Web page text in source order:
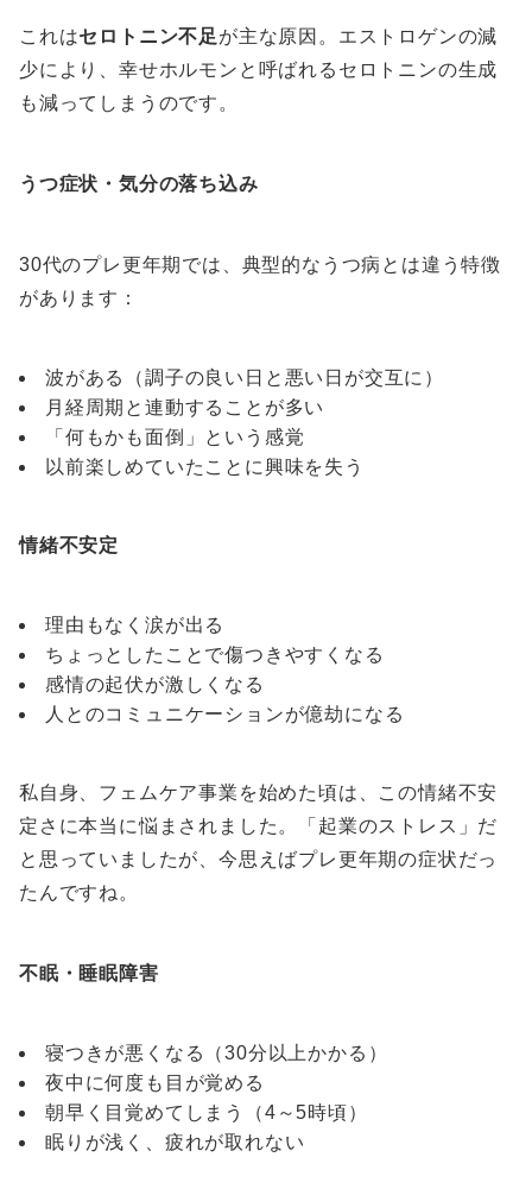
これはセロトニン不足 が主な原因。エストロゲンの減
少により、幸せホルモンと呼ばれるセロトニンの生成
も減ってしまうのです。
うつ症状・気分の落ち込み
30代のプレ更年期では、典型的なうつ病とは違う特徴
があります：
波がある（調子の良い日と悪い日が交互に）
月経周期と連動することが多い
「何もかも面倒」という感覚
以前楽しめていたことに興味を失う
情緒不安定
理由もなく涙が出る
ちょっとしたことで傷つきやすくなる
感情の起伏が激しくなる
人とのコミュニケーションが億劫になる
私自身、フェムケア事業を始めた頃は、この情緒不安
定さに本当に悩まされました。「起業のストレス」だ
と思っていましたが、今思えばプレ更年期の症状だっ
たんですね。
不眠・睡眠障害
寝つきが悪くなる（30分以上かかる）
夜中に何度も目が覚める
朝早く目覚めてしまう（4～5時頃）
眠りが浅く、疲れが取れない